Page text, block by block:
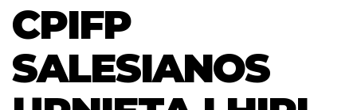
CPIFP
SALESIANOS